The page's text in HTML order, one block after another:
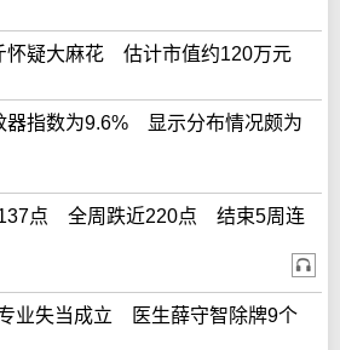
怀疑大麻花 估计市值约120万元
器指数为9.6% 显示分布情况颇为
点 全周跌近220点 结束5周连
业失当成立 医生薛守智除牌9个